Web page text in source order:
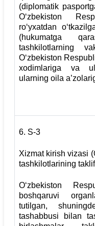
(diplomatik
O‘zbekiston
ro‘yxatdan
(hukumatga
tashkilotlarning
O‘zbekiston
xodimlariga va
ularning oila
6. S-3
Xizmat kirish vizasi
tashkilotlarining
O‘zbekiston
boshqaruvi
tutilgan,
tashabbusi bilan